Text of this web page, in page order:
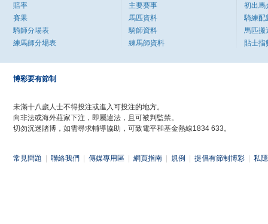
賠率
賽果
騎師分場表
練馬師分場表
主要賽事
馬匹資料
騎師資料
練馬師資料
初出馬
騎練配
馬匹搬
貼士指
博彩要有節制
未滿十八歲人士不得投注或進入可投注的地方。
向非法或海外莊家下注，即屬違法，且可被判監禁。
切勿沉迷賭博，如需尋求輔導協助，可致電平和基金熱線1834 633。
常見問題 聯絡我們 傳媒專用區 網頁指南 規例 提倡有節制博彩 私